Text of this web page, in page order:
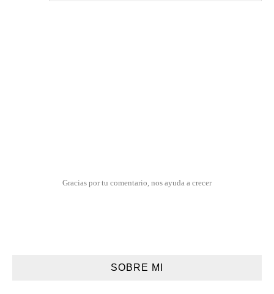
Gracias por tu comentario, nos ayuda a crecer
SOBRE MI